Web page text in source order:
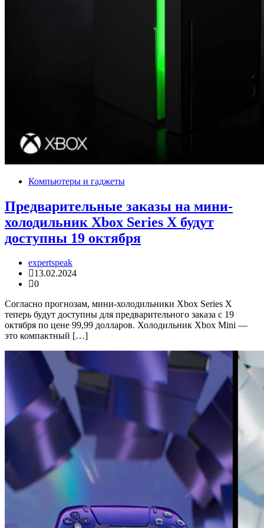
Компьютеры и гаджеты
Предварительные заказы на мини-
холодильник Xbox Series X будут
доступны 19 октября
expertspeak
13.02.2024
0
Согласно прогнозам, мини-холодильники Xbox Series X
теперь будут доступны для предварительного заказа с 19
октября по цене 99,99 долларов. Холодильник Xbox Mini —
это компактный […]